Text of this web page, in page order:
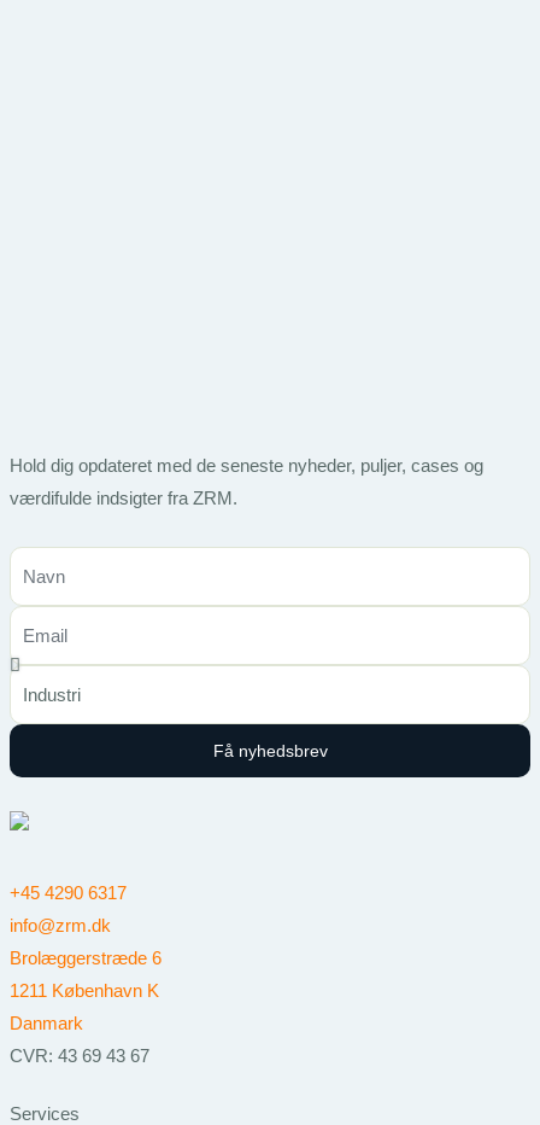
Hold dig opdateret med de seneste nyheder, puljer, cases og
værdifulde indsigter fra ZRM.
Få nyhedsbrev
+45 4290 6317
info@zrm.dk
Brolæggerstræde 6
1211 København K
Danmark
CVR: 43 69 43 67
Services